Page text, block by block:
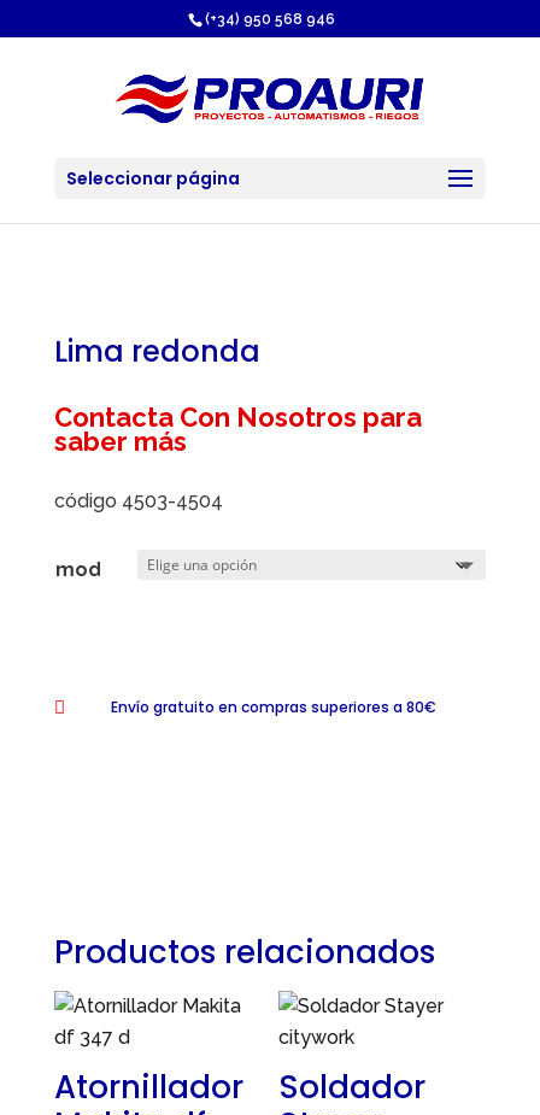
(+34) 950 568 946
Seleccionar página
Lima redonda
Contacta Con Nosotros para
saber más
código 4503-4504
mod
 Envío gratuito en compras superiores a 80€
Productos relacionados
Atornillador
Soldador